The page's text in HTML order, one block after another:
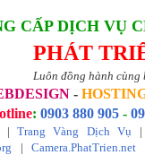
CẤP DỊCH VỤ
PHÁT
Luôn đồng hành cùng
-
:0903 880 905 -
|Trang Vàng Dịch Vụ |
|Camera.PhatTrien.net